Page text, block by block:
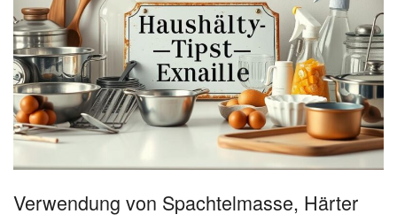
Verwendung von Spachtelmasse, Härter